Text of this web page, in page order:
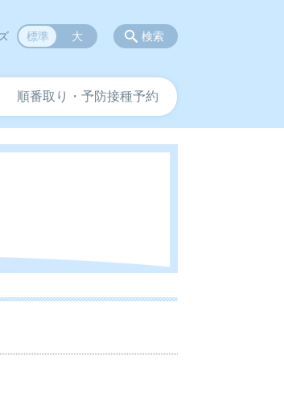
順番取り・予防接種予約
検索
標準 大